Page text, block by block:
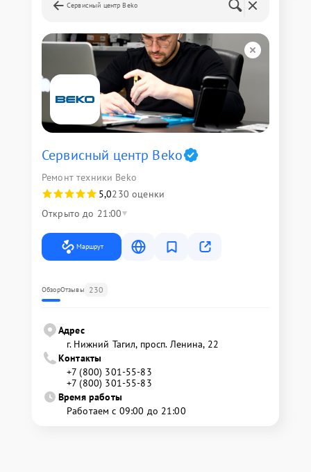
Сервисный центр Beko
Сервисный центр Beko
Ремонт техники Beko
5,0230 оценки
Открыто до 21:00
Маршрут
ОбзорОтзывы 230
Адрес
г. Нижний Тагил, просп. Ленина, 22
Контакты
+7 (800) 301-55-83
+7 (800) 301-55-83
Время работы
Работаем с 09:00 до 21:00